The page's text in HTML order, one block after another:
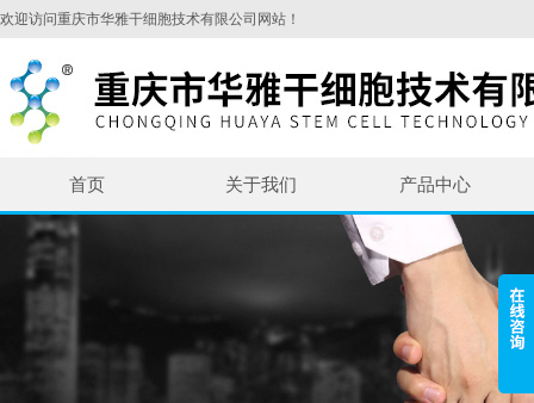
欢迎访问重庆市华雅干细胞技术有限公司网站！
首页 关于我们 产品中心